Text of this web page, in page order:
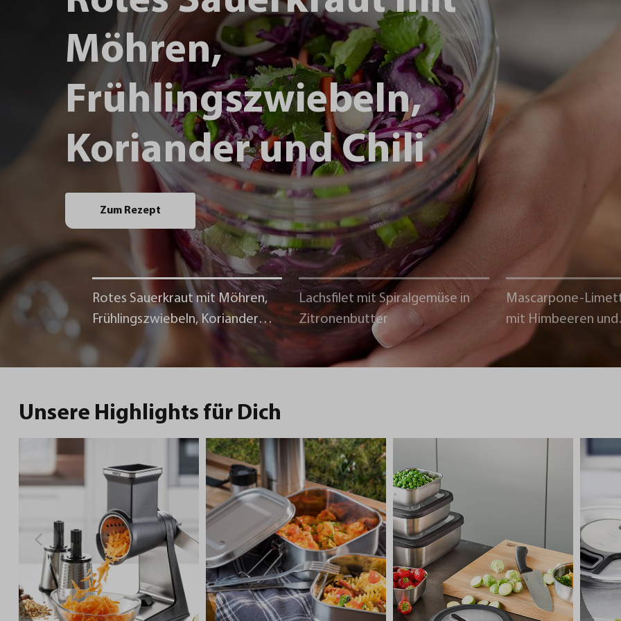
Möhren,
Frühlingszwiebeln,
Koriander und Chili
Zum Rezept
Rotes Sauerkraut mit Möhren,
Frühlingszwiebeln, Koriander
Lachsfilet mit Spiralgemüse in
Zitronenbutter
Mascarpone-
mit Himbeeren und
Schokoladencrumble
Unsere Highlights für Dich